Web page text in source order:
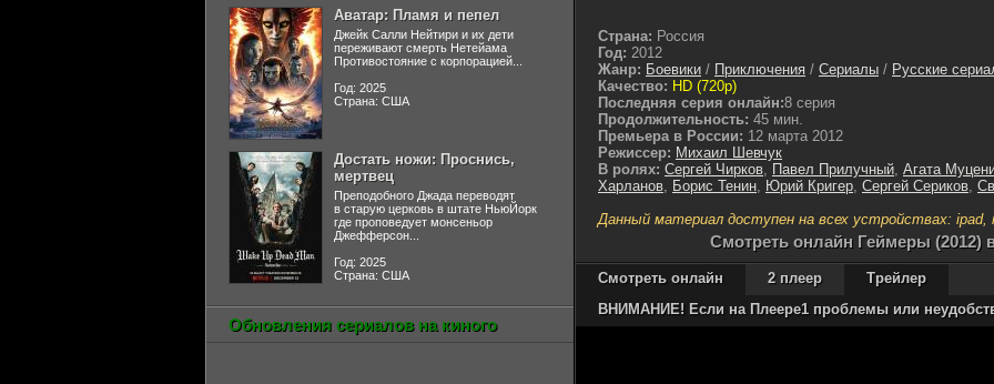
Страна: Россия
Год: 2012
Жанр: Боевики / Приключения / Сериалы / Русские
Качество: HD (720p)
Последняя серия онлайн:8 серия
Продолжительность: 45 мин.
Премьера в России: 12 марта 2012
Режиссер: Михаил Шевчук
В ролях: Сергей Чирков, Павел Прилучный, Агата
Харланов, Борис Тенин, Юрий Кригер, Сергей Сериков,
Данный материал доступен на всех устройствах: ipad,
Cмотреть онлайн Геймеры (2012)
Смотреть онлайн 2 плеер
Трейлер
ВНИМАНИЕ! Если на Плеере1 проблемы или
Аватар: Пламя и пепел
Джейк Салли Нейтири и их дети
переживают смерть Нетейама
Противостояние с корпорацией...
Год: 2025
Страна: США
Достать ножи: Проснись,
мертвец
Преподобного Джада переводят
в старую церковь в штате НьюЙорк
где проповедует монсеньор
Джефферсон...
Год: 2025
Страна: США
Обновления сериалов на киного